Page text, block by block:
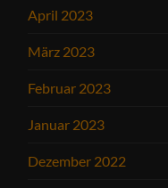
April 2023
März 2023
Februar 2023
Januar 2023
Dezember 2022